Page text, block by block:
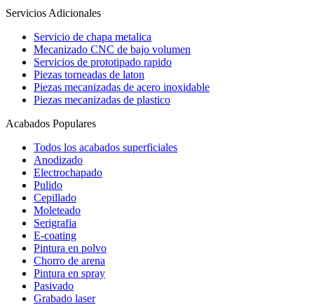
Servicios Adicionales
Servicio de chapa metalica
Mecanizado CNC de bajo volumen
Servicios de prototipado rapido
Piezas torneadas de laton
Piezas mecanizadas de acero inoxidable
Piezas mecanizadas de plastico
Acabados Populares
Todos los acabados superficiales
Anodizado
Electrochapado
Pulido
Cepillado
Moleteado
Serigrafia
E-coating
Pintura en polvo
Chorro de arena
Pintura en spray
Pasivado
Grabado laser